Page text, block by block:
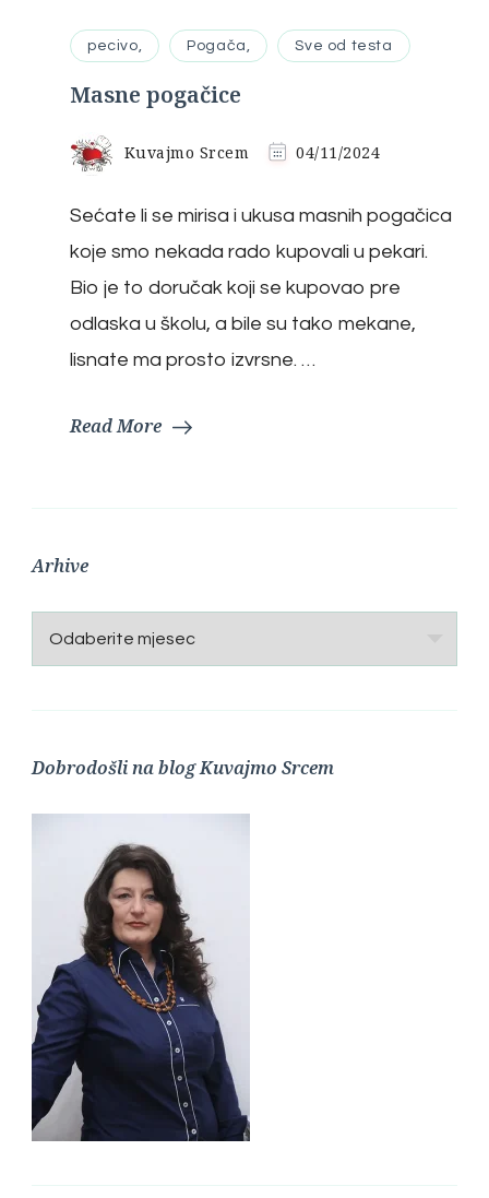
pecivo, Pogača, Sve od testa
Masne pogačice
Kuvajmo Srcem 04/11/2024
Sećate li se mirisa i ukusa masnih pogačica
koje smo nekada rado kupovali u pekari.
Bio je to doručak koji se kupovao pre
odlaska u školu, a bile su tako mekane,
lisnate ma prosto izvrsne. …
Read More
Arhive
Arhive
Dobrodošli na blog Kuvajmo Srcem